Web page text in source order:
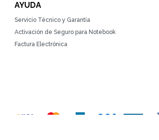
AYUDA
Servicio Técnico y Garantía
Activación de Seguro para Notebook
Factura Electrónica